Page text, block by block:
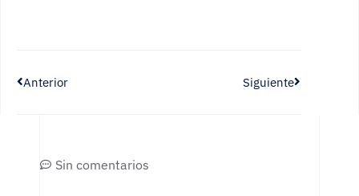
Anterior Siguiente
Sin comentarios